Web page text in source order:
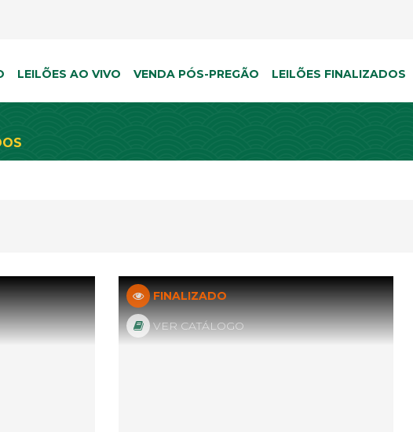
LEILÕES AO VIVO VENDA PÓS-PREGÃO LEILÕES FINALIZADOS
FINALIZADO
VER CATÁLOGO